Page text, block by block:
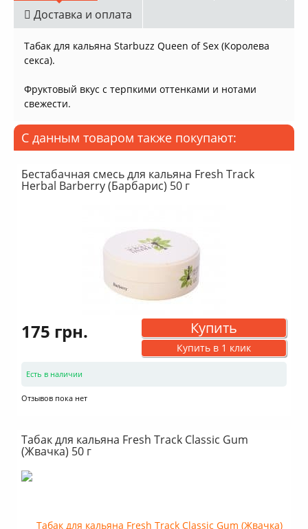
Доставка и оплата
Табак для кальяна Starbuzz Queen of Sex (Королева
секса).
Фруктовый вкус с терпкими оттенками и нотами
свежести.
С данным товаром также покупают:
Бестабачная смесь для кальяна Fresh Track
Herbal Barberry (Барбарис) 50 г
175 грн. Купить
Купить в 1 клик
Есть в наличии
Отзывов пока нет
Табак для кальяна Fresh Track Classic Gum
(Жвачка) 50 г